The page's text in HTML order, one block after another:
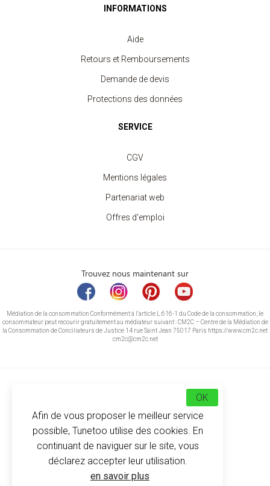
INFORMATIONS
Aide
Retours et Remboursements
Demande de devis
Protections des données
SERVICE
CGV
Mentions légales
Partenariat web
Offres d'emploi
Trouvez nous maintenant sur
Médiation de la consommation Conformément à l’article L.616-1 du Code de la consommation, le
consommateur peut recourir gratuitement au médiateur suivant : CM2C – Centre de la Médiation de
la Consommation de Conciliateurs de Justice 14 rue Saint Jean 75017 Paris https://www.cm2c.net
cm2c@cm2c.net
© Copyright 2026 -Tunetoo
Afin de vous proposer le meilleur service
possible, Tunetoo utilise des cookies. En
continuant de naviguer sur le site, vous
déclarez accepter leur utilisation.
en savoir plus
OK